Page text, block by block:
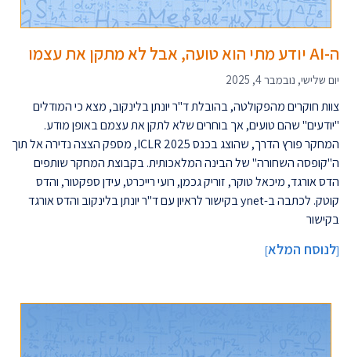
ה-AI יודע מתי הוא טועה, אבל לא מתקן את עצמו
יום שלישי, נובמבר 4, 2025
צוות חוקרים מהפקולטה, בהובלת ד"ר יונתן בלינקוב, מצא כי המודלים
"יודעים" שהם טועים, אך בוחרים שלא לתקן את עצמם באופן מודע.
המחקר פורץ הדרך, שהוצג בכנס ICLR 2025, מספק הצצה נדירה אל תוך
ה"קופסה השחורה" של הבינה המלאכותית. בקבוצת המחקר שותפים
הדס אורגד, מיכאל טוקר, זוריק גכמן, רועי רייכרט, עידן ספקטור, והדס
קוטק. לכתבה ב-ynet בקישור לראיון עם ד"ר יונתן בלינקוב והדס אורגד
בקישור
[לנוסח המלא]